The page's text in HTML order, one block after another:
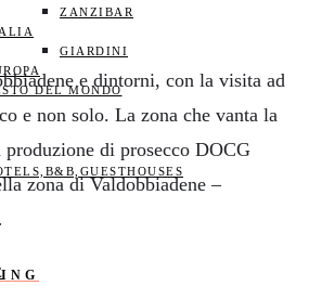
ZANZIBAR
GIARDINI
DEL MONDOe dintorni, con la visita ad
e non solo. La zona che vanta la
di prosecco DOCG
zona di Valdobbiadene –